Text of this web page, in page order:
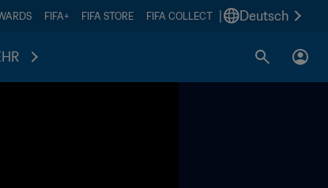
FIFA+ FIFA STORE FIFA COLLECT Deutsch